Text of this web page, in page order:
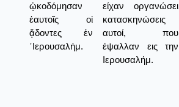
ᾠκοδόμησαν
ἑαυτοῖς οἱ
ᾄδοντες ἐν
῾Ιερουσαλήμ.
είχαν οργανώσει
κατασκηνώσεις
αυτοί, που
έψαλλαν εις την
Ιερουσαλήμ.